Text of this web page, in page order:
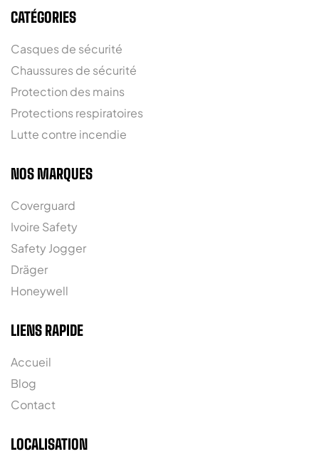
CATÉGORIES
Casques de sécurité
Chaussures de sécurité
Protection des mains
Protections respiratoires
Lutte contre incendie
NOS MARQUES
Coverguard
Ivoire Safety
Safety Jogger
Dräger
Honeywell
LIENS RAPIDE
Accueil
Blog
Contact
LOCALISATION